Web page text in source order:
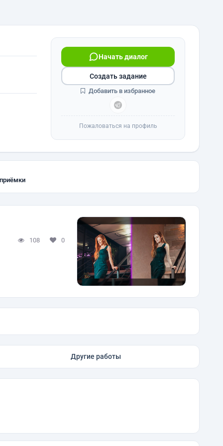
Начать диалог
Создать задание
Добавить в избранное
Пожаловаться на профиль
108 0
Другие работы